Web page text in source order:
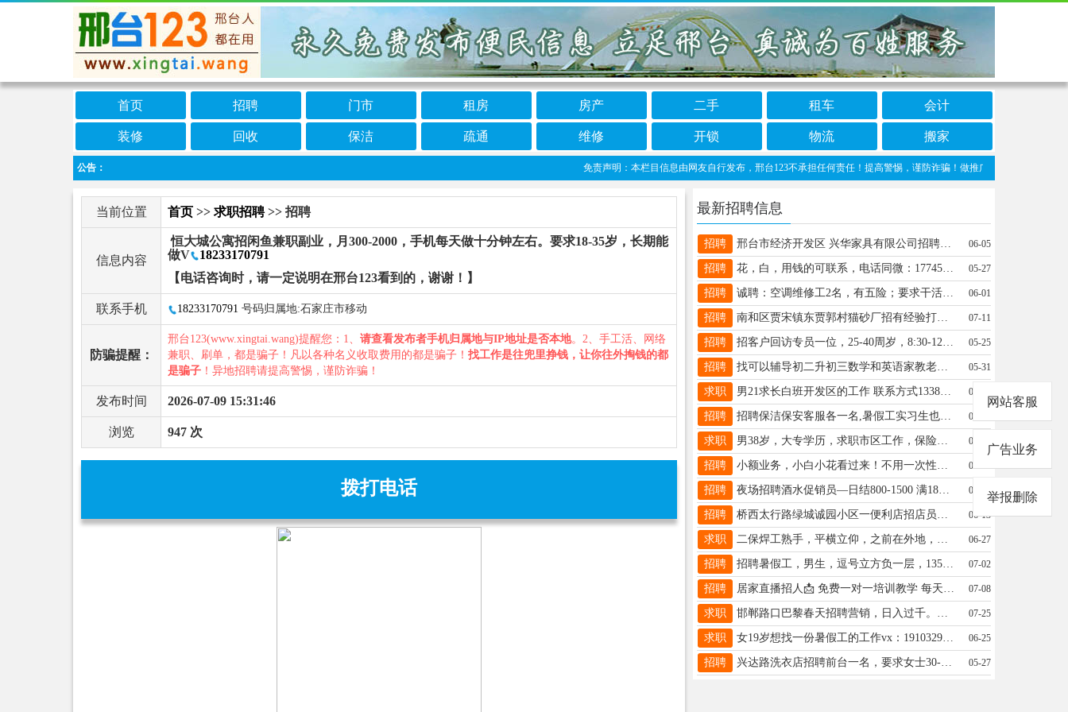
首页 招聘 门市 租房 房产 二手 租车 会计
装修 回收 保洁 疏通 维修 开锁 物流 搬家
公告： 免责声明：本栏目信息由网友自行发布，邢台123不承担任何责任！提高警惕，谨防诈骗！做推广、做信息置顶！请加
当前位置 首页 >> 求职招聘>> 招聘
信息内容
恒大城公寓招闲鱼兼职副业，月300-2000，手机每天做十分钟左右。要求18-35岁，长期能
做V
18233170791
【电话咨询时，请一定说明在邢台123看到的，谢谢！】
联系手机 18233170791 号码归属地:石家庄市移动
防骗提醒：
邢台123(www.xingtai.wang)提醒您：1、 请查看发布者手机归属地与IP地址是否本地。2、手工活、网络
兼职、刷单，都是骗子！凡以各种名义收取费用的都是骗子！ 找工作是往兜里挣钱，让你往外掏钱的都
是骗子 ！异地招聘请提高警惕，谨防诈骗！
发布时间 2026-07-09 15:31:46
浏览 947 次
拨打电话
最新招聘信息
招聘 邢台市经济开发区 兴华家具有限公司招聘家具主播全职 兼职都可 无经验要求 活泼开郎 13103191307同V 06-05
招聘 花，白，用钱的可联系，电话同微：17745966088 05-27
招聘 诚聘：空调维修工2名，有五险；要求干活利索能长期最好会开车C1本，13363700393（请工作时间拨打，勿加微信） 06-01
招聘 南和区贾宋镇东贾郭村猫砂厂招有经验打单员一名，薪资3000元左右，电话18231955666 07-11
招聘 招客户回访专员一位，25-40周岁，8:30-12:00,14:00-18:00，电话联系：18031978755 05-25
招聘 找可以辅导初二升初三数学和英语家教老师，位置在豫东市场附近，电话15127995079 05-31
求职 男21求长白班开发区的工作 联系方式13383693235 05-17
招聘 招聘保洁保安客服各一名,暑假工实习生也可以。具体联系电话：13730388711 07-30
求职 男38岁，大专学历，求职市区工作，保险勿扰，长期短期日结临时工也行19912039229 06-29
招聘 小额业务，小白小花看过来！不用一次性付清，黄金分期，轻松拥有999足金 15103193312微信同步 06-11
招聘 夜场招聘酒水促销员—日结800-1500 满18周岁 电话18713922345 06-03
招聘 桥西太行路绿城诚园小区一便利店招店员一名，一月2700+两天公休，两班倒，八个小时。有意联系15130982002同微 06-13
求职 二保焊工熟手，平横立仰，之前在外地，回家乡求职，工资月结，有社保更好，祥和大街附近优先考虑。17633087576 06-27
招聘 招聘暑假工，男生，逗号立方负一层，13523097201同微信 07-02
招聘 居家直播招人📩 免费一对一培训教学 每天仅需2‑3小时，时间自己自由安排在家就能做.19933217226微信同步 07-08
求职 邯郸路口巴黎春天招聘营销，日入过千。生意稳定。有意向电话联系☎️☎️18131996062 07-25
求职 女19岁想找一份暑假工的工作vx：19103296262 06-25
招聘 兴达路洗衣店招聘前台一名，要求女士30-45之间，底薪加提成，多劳多得，详情咨询13393193137 05-27
网站客服
广告业务
举报删除